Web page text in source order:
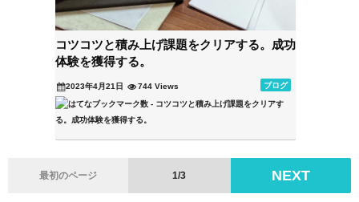
コツコツと積み上げ課題をクリアする。成功
体験を獲得する。
2023年4月21日 ブログ
744 Views
最初のページ 1/3 NEXT